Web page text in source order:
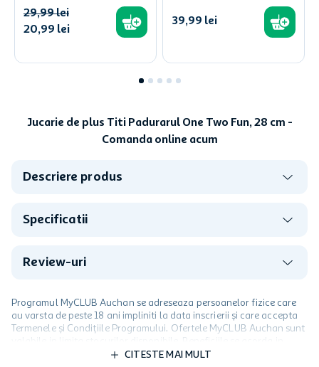
20,99 lei
29,99lei
39,99 lei
Jucarie de plus Titi Padurarul One Two Fun, 28 cm -
Comanda online acum
Descriere produs
Specificatii
Review-uri
Programul MyCLUB Auchan se adreseaza persoanelor fizice care
au varsta de peste 18 ani impliniti la data inscrierii și care accepta
Termenele și Condițiile Programului. Ofertele MyCLUB Auchan sunt
valabile in limita stocurilor disponibile. Beneficiile se acorda in
limita a 12 unitati / card client o singura data in perioada promotiei.
CITESTE MAI MULT